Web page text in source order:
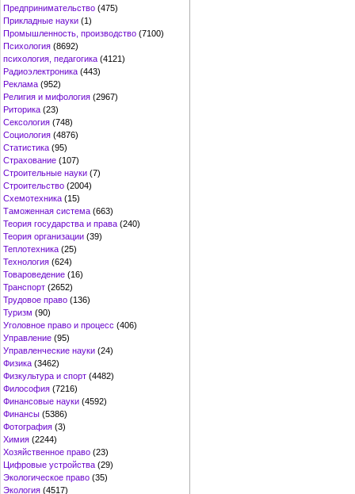
Предпринимательство (475)
Прикладные науки (1)
Промышленность, производство (7100)
Психология (8692)
психология, педагогика (4121)
Радиоэлектроника (443)
Реклама (952)
Религия и мифология (2967)
Риторика (23)
Сексология (748)
Социология (4876)
Статистика (95)
Страхование (107)
Строительные науки (7)
Строительство (2004)
Схемотехника (15)
Таможенная система (663)
Теория государства и права (240)
Теория организации (39)
Теплотехника (25)
Технология (624)
Товароведение (16)
Транспорт (2652)
Трудовое право (136)
Туризм (90)
Уголовное право и процесс (406)
Управление (95)
Управленческие науки (24)
Физика (3462)
Физкультура и спорт (4482)
Философия (7216)
Финансовые науки (4592)
Финансы (5386)
Фотография (3)
Химия (2244)
Хозяйственное право (23)
Цифровые устройства (29)
Экологическое право (35)
Экология (4517)